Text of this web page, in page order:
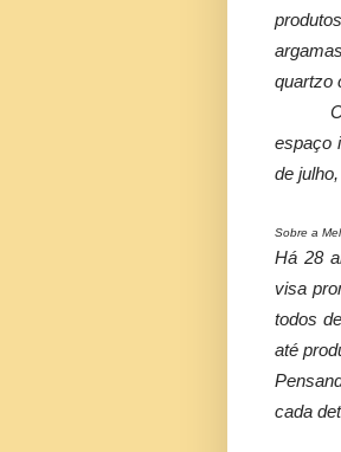
quartzo
espaço
de
Sobre a
Há 28
visa
todos
até
cada